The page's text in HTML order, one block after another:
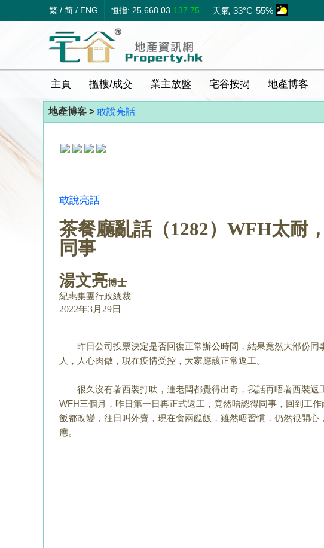
繁 / 简 / ENG 恒指: 25,668.03 137.75 天氣 33°C 55%
主頁 搵樓/成交 業主放盤 宅谷按揭 地產博客
地產博客 > 敢說亮話
敢說亮話
茶餐廳亂話（1282）WFH太耐
同事
湯文亮博士
紀惠集團行政總裁
2022年3月29日
昨日公司投票決定是否回復正常辦公時間，結果竟然大部份同
人，人心肉做，現在疫情受控，大家應該正常返工。
很久沒有著西裝打呔，連老闆都覺得出奇，我話再唔著西裝返
WFH三個月，昨日第一日再正式返工，竟然唔認得同事，回到工
飯都改變，往日叫外賣，現在食兩餸飯，雖然唔習慣，仍然很開心
應。